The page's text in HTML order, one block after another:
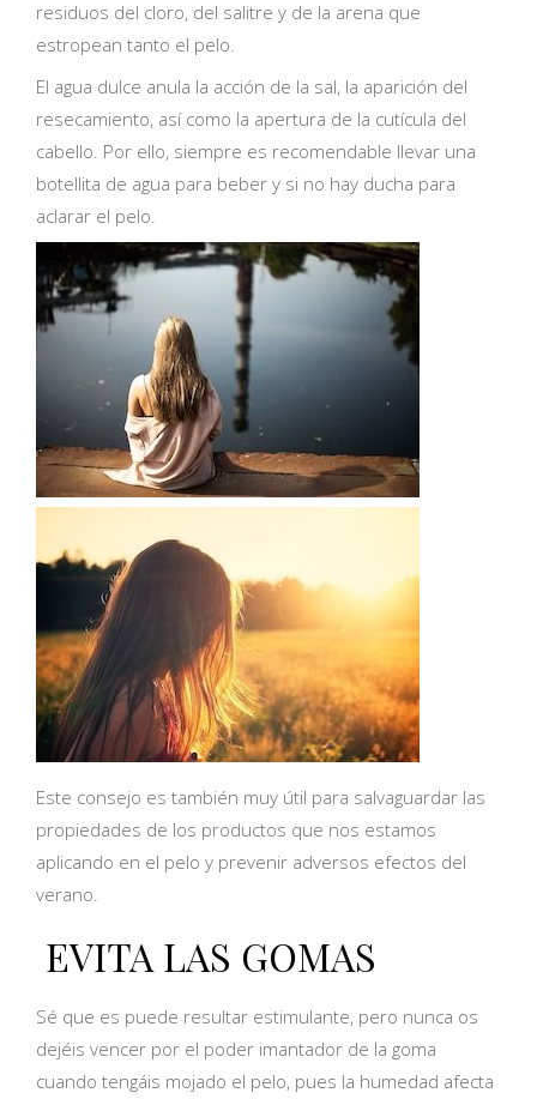
residuos del cloro, del salitre y de la arena que
estropean tanto el pelo.
El agua dulce anula la acción de la sal, la aparición del
resecamiento, así como la apertura de la cutícula del
cabello. Por ello, siempre es recomendable llevar una
botellita de agua para beber y si no hay ducha para
aclarar el pelo.
Este consejo es también muy útil para salvaguardar las
propiedades de los productos que nos estamos
aplicando en el pelo y prevenir adversos efectos del
verano.
EVITA LAS GOMAS
Sé que es puede resultar estimulante, pero nunca os
dejéis vencer por el poder imantador de la goma
cuando tengáis mojado el pelo, pues la humedad afecta